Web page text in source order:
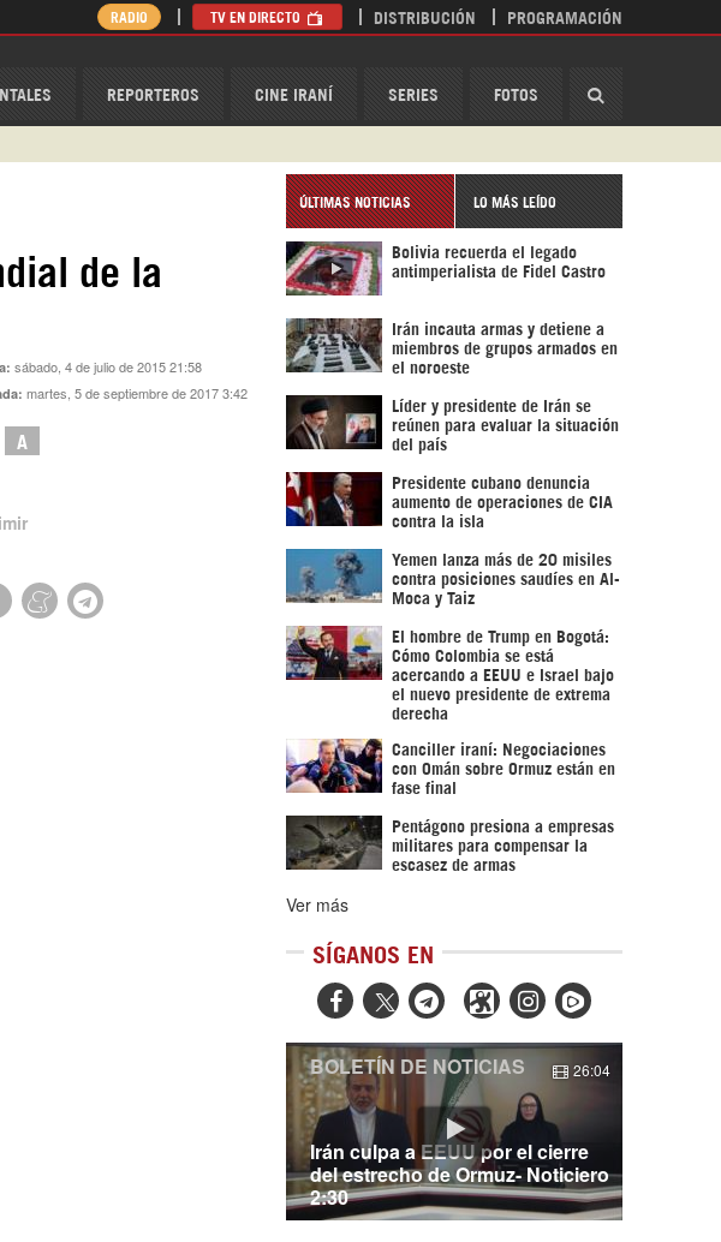
REPORTEROS CINE IRANÍ SERIES FOTOS
RADIO TV EN DIRECTO DISTRIBUCIÓN PROGRAMACIÓN
de la
sábado, 4 de julio de 2015 21:58
martes, 5 de septiembre de 2017 3:42
A
ÚLTIMAS NOTICIAS LO MÁS LEÍDO
Bolivia recuerda el legado
antimperialista de Fidel Castro
Irán incauta armas y detiene a
miembros de grupos armados en
el noroeste
Líder y presidente de Irán se
reúnen para evaluar la situación
del país
Presidente cubano denuncia
aumento de operaciones de CIA
contra la isla
Yemen lanza más de 20 misiles
contra posiciones saudíes en Al-
Moca y Taiz
El hombre de Trump en Bogotá:
Cómo Colombia se está
acercando a EEUU e Israel bajo
el nuevo presidente de extrema
derecha
Canciller iraní: Negociaciones
con Omán sobre Ormuz están en
fase final
Pentágono presiona a empresas
militares para compensar la
escasez de armas
Ver más
SÍGANOS EN
  
Irán culpa a EEUU por el cierre
del estrecho de Ormuz- Noticiero
2:30
BOLETÍN DE NOTICIAS 26:04